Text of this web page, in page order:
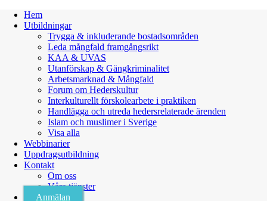
Hem
Utbildningar
Trygga & inkluderande bostadsområden
Leda mångfald framgångsrikt
KAA & UVAS
Utanförskap & Gängkriminalitet
Arbetsmarknad & Mångfald
Forum om Hederskultur
Interkulturellt förskolearbete i praktiken
Handlägga och utreda hedersrelaterade ärenden
Islam och muslimer i Sverige
Visa alla
Webbinarier
Uppdragsutbildning
Kontakt
Om oss
Våra tjänster
Anmälan